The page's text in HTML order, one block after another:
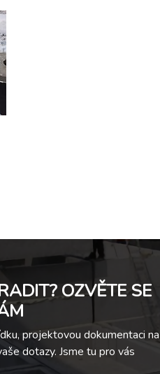
OZVĚTE SE
projektovou dokumentaci na
dotazy. Jsme tu pro vás